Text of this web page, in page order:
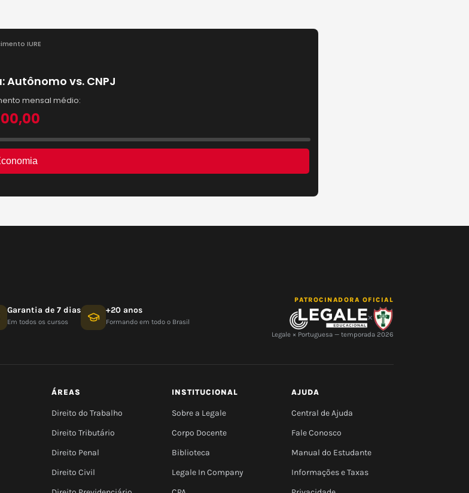
Garantia de 7 dias
Em todos os cursos
+20 anos
Formando em todo o Brasil
PATROCINADORA OFICIAL
×
Legale × Portuguesa — temporada 2026
ÁREAS
Direito do Trabalho
Direito Tributário
Direito Penal
Direito Civil
INSTITUCIONAL
Sobre a Legale
Corpo Docente
Biblioteca
Legale In Company
AJUDA
Central de Ajuda
Fale Conosco
Manual do Estudante
Informações e Taxas